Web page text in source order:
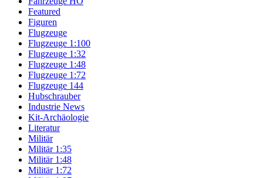
Featured
Figuren
Flugzeuge
Flugzeuge 1:100
Flugzeuge 1:32
Flugzeuge 1:48
Flugzeuge 1:72
Flugzeuge 144
Hubschrauber
Industrie News
Kit-Archäologie
Literatur
Militär
Militär 1:35
Militär 1:48
Militär 1:72